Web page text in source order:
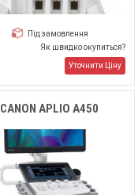
Під замовлення
Як швидко окупиться?
Уточнити Ціну
CANON APLIO А450